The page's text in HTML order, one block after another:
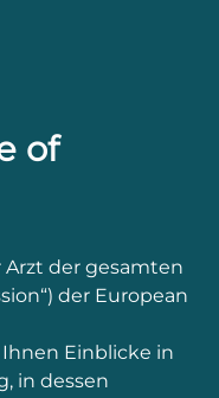
of
Arzt der gesamten
der European
Einblicke in
in dessen